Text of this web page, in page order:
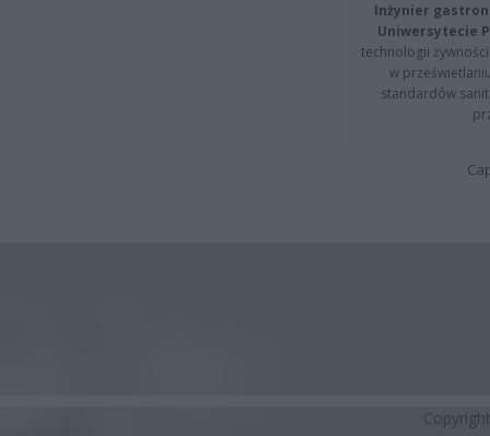
Inżynier
Uniwersytecie
technologii
w
standardów